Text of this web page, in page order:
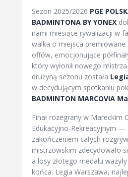
Sezon 2025/2026 PGE
BADMINTONA BY YONEX
nami miesiące rywalizacji w
walka o miejsca premiowane
offów, emocjonujące
który wyłonił nowego
drużyną sezonu została
w decydującym spotkaniu
BADMINTON MARCOVIA
Finał rozegrany w Mareckim
Edukacyjno-Rekreacyjnym —
zakończeniem całych
mistrzowskim zdecydowało
a losy złotego medalu
końca. Legia Warszawa,